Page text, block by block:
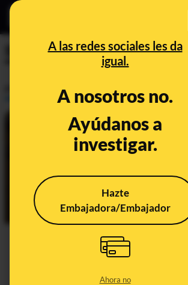
A las redes sociales les da
igual.
A nosotros no.
Ayúdanos a
investigar.
Hazte
Embajadora/Embajador
Ahora no
Sergio Sayas
¿De dónde sale la
Sánchez sobre que sin
en España habrían fallecido
de 300.000 personas por
coronavirus?